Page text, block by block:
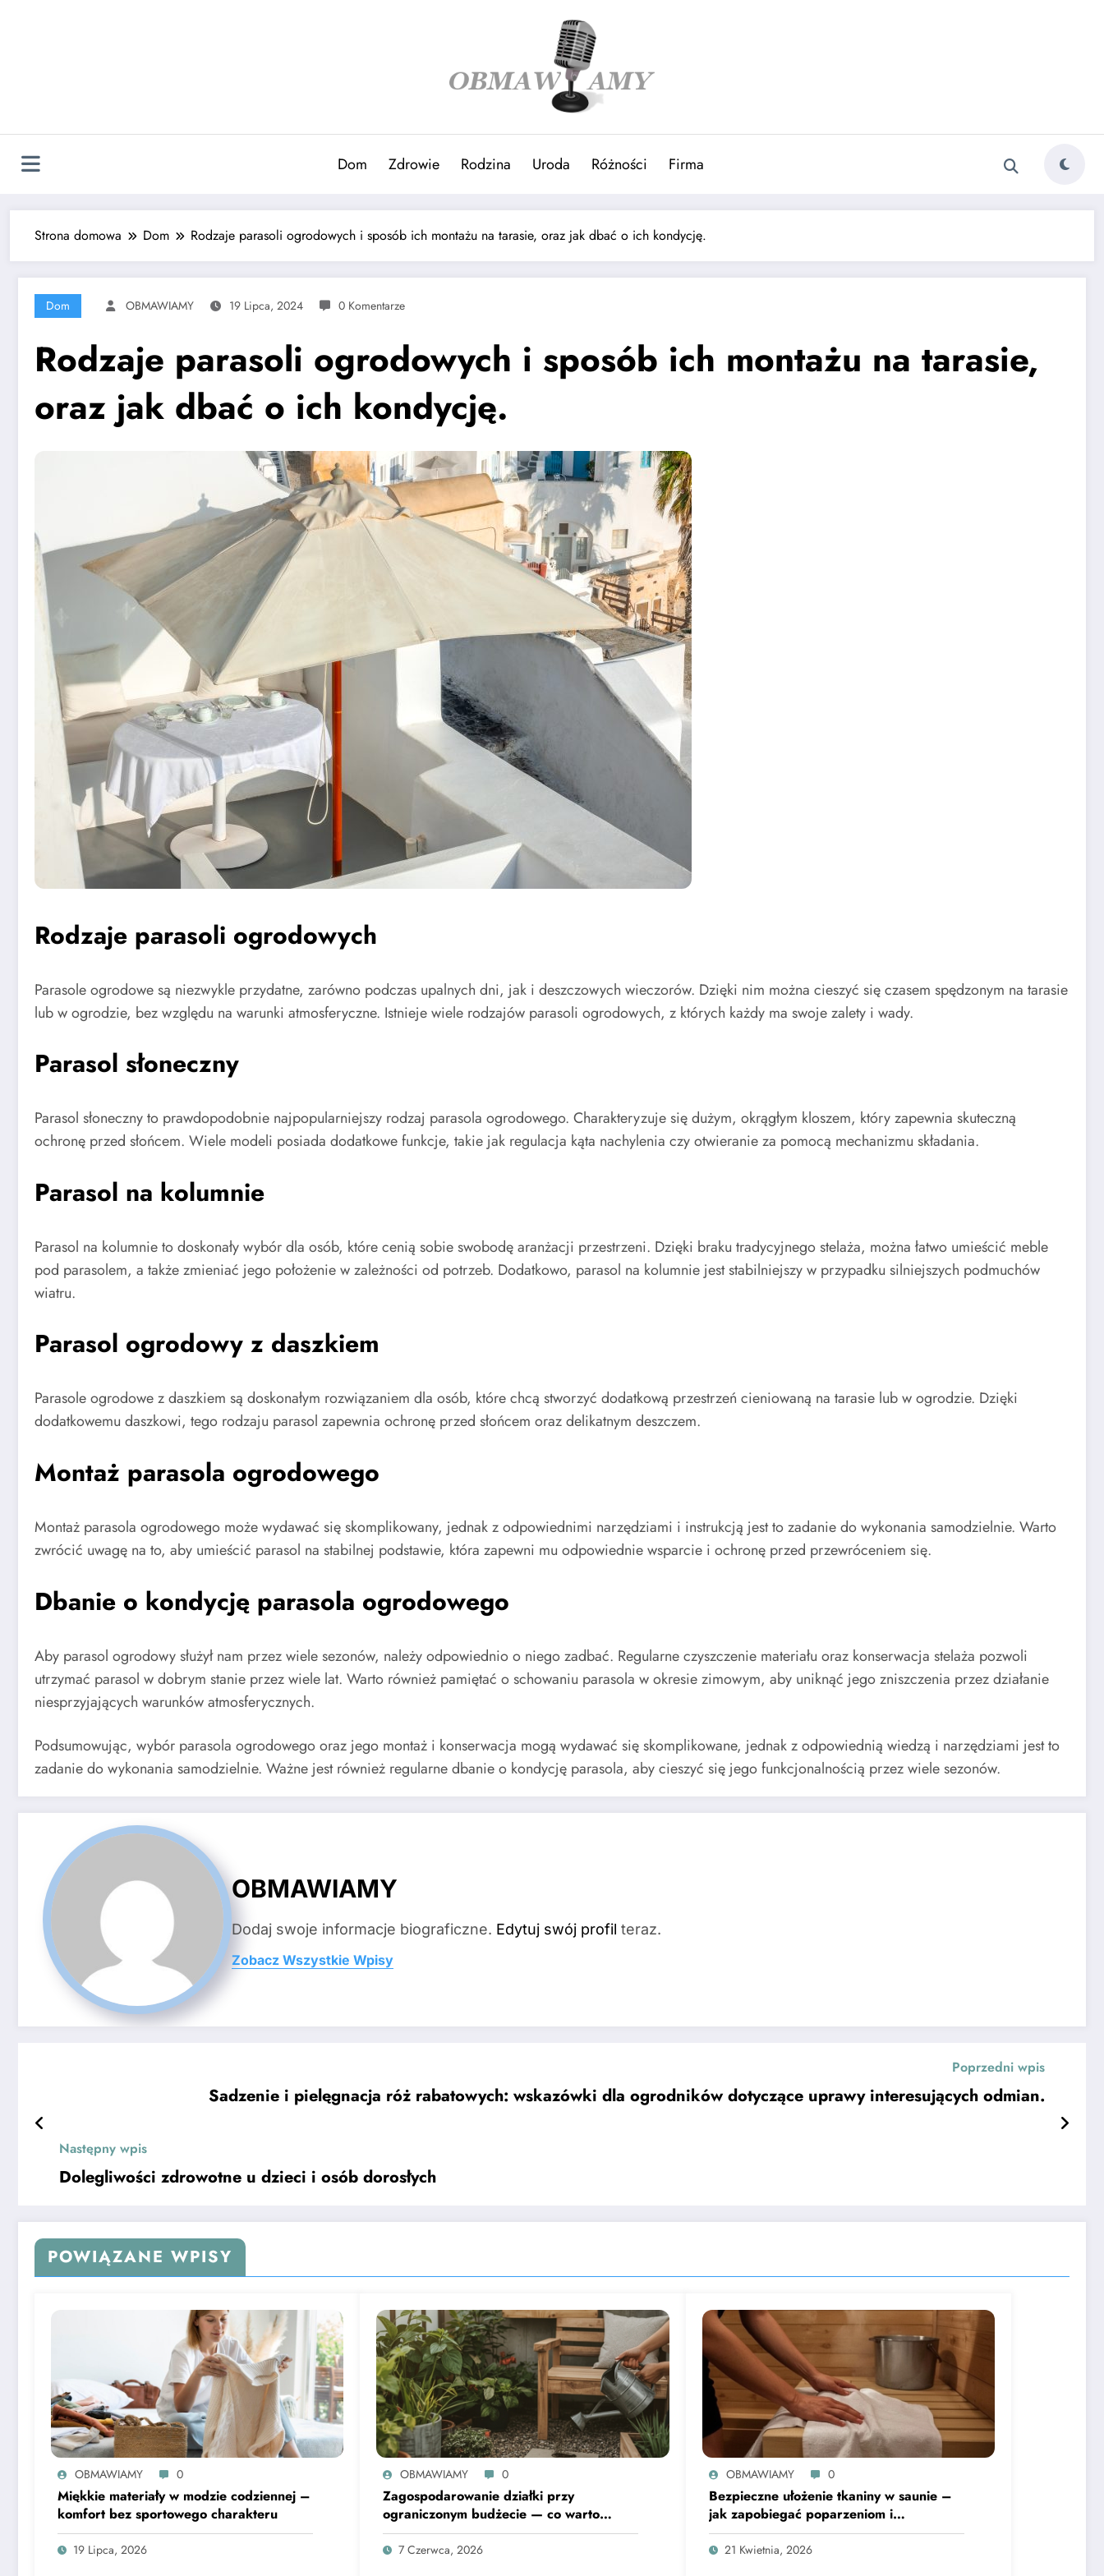
Dom Zdrowie Rodzina Uroda Różności Firma
Strona domowa Dom Rodzaje parasoli ogrodowych i sposób ich montażu na tarasie, oraz jak dbać o ich kondycję.
Dom OBMAWIAMY 19 Lipca, 2024 0 Komentarze
Rodzaje parasoli ogrodowych i sposób ich montażu na tarasie,
oraz jak dbać o ich kondycję.
Rodzaje parasoli ogrodowych
Parasole ogrodowe są niezwykle przydatne, zarówno podczas upalnych dni, jak i deszczowych wieczorów. Dzięki nim można cieszyć się czasem spędzonym na tarasie
lub w ogrodzie, bez względu na warunki atmosferyczne. Istnieje wiele rodzajów parasoli ogrodowych, z których każdy ma swoje zalety i wady.
Parasol słoneczny
Parasol słoneczny to prawdopodobnie najpopularniejszy rodzaj parasola ogrodowego. Charakteryzuje się dużym, okrągłym kloszem, który zapewnia skuteczną
ochronę przed słońcem. Wiele modeli posiada dodatkowe funkcje, takie jak regulacja kąta nachylenia czy otwieranie za pomocą mechanizmu składania.
Parasol na kolumnie
Parasol na kolumnie to doskonały wybór dla osób, które cenią sobie swobodę aranżacji przestrzeni. Dzięki braku tradycyjnego stelaża, można łatwo umieścić meble
pod parasolem, a także zmieniać jego położenie w zależności od potrzeb. Dodatkowo, parasol na kolumnie jest stabilniejszy w przypadku silniejszych podmuchów
wiatru.
Parasol ogrodowy z daszkiem
Parasole ogrodowe z daszkiem są doskonałym rozwiązaniem dla osób, które chcą stworzyć dodatkową przestrzeń cieniowaną na tarasie lub w ogrodzie. Dzięki
dodatkowemu daszkowi, tego rodzaju parasol zapewnia ochronę przed słońcem oraz delikatnym deszczem.
Montaż parasola ogrodowego
Montaż parasola ogrodowego może wydawać się skomplikowany, jednak z odpowiednimi narzędziami i instrukcją jest to zadanie do wykonania samodzielnie. Warto
zwrócić uwagę na to, aby umieścić parasol na stabilnej podstawie, która zapewni mu odpowiednie wsparcie i ochronę przed przewróceniem się.
Dbanie o kondycję parasola ogrodowego
Aby parasol ogrodowy służył nam przez wiele sezonów, należy odpowiednio o niego zadbać. Regularne czyszczenie materiału oraz konserwacja stelaża pozwoli
utrzymać parasol w dobrym stanie przez wiele lat. Warto również pamiętać o schowaniu parasola w okresie zimowym, aby uniknąć jego zniszczenia przez działanie
niesprzyjających warunków atmosferycznych.
Podsumowując, wybór parasola ogrodowego oraz jego montaż i konserwacja mogą wydawać się skomplikowane, jednak z odpowiednią wiedzą i narzędziami jest to
zadanie do wykonania samodzielnie. Ważne jest również regularne dbanie o kondycję parasola, aby cieszyć się jego funkcjonalnością przez wiele sezonów.
OBMAWIAMY
Dodaj swoje informacje biograficzne. Edytuj swój profil teraz.
Zobacz Wszystkie Wpisy
Poprzedni wpis
Sadzenie i pielęgnacja róż rabatowych: wskazówki dla ogrodników dotyczące uprawy interesujących odmian.
Następny wpis
Dolegliwości zdrowotne u dzieci i osób dorosłych
POWIĄZANE WPISY
OBMAWIAMY 0
Miękkie materiały w modzie codziennej –
komfort bez sportowego charakteru
19 Lipca, 2026
OBMAWIAMY 0
Zagospodarowanie działki przy
ograniczonym budżecie — co warto
wiedzieć
7 Czerwca, 2026
OBMAWIAMY 0
Bezpieczne ułożenie tkaniny w saunie –
jak zapobiegać poparzeniom i
rozprzestrzenianiu się zarazków
21 Kwietnia, 2026